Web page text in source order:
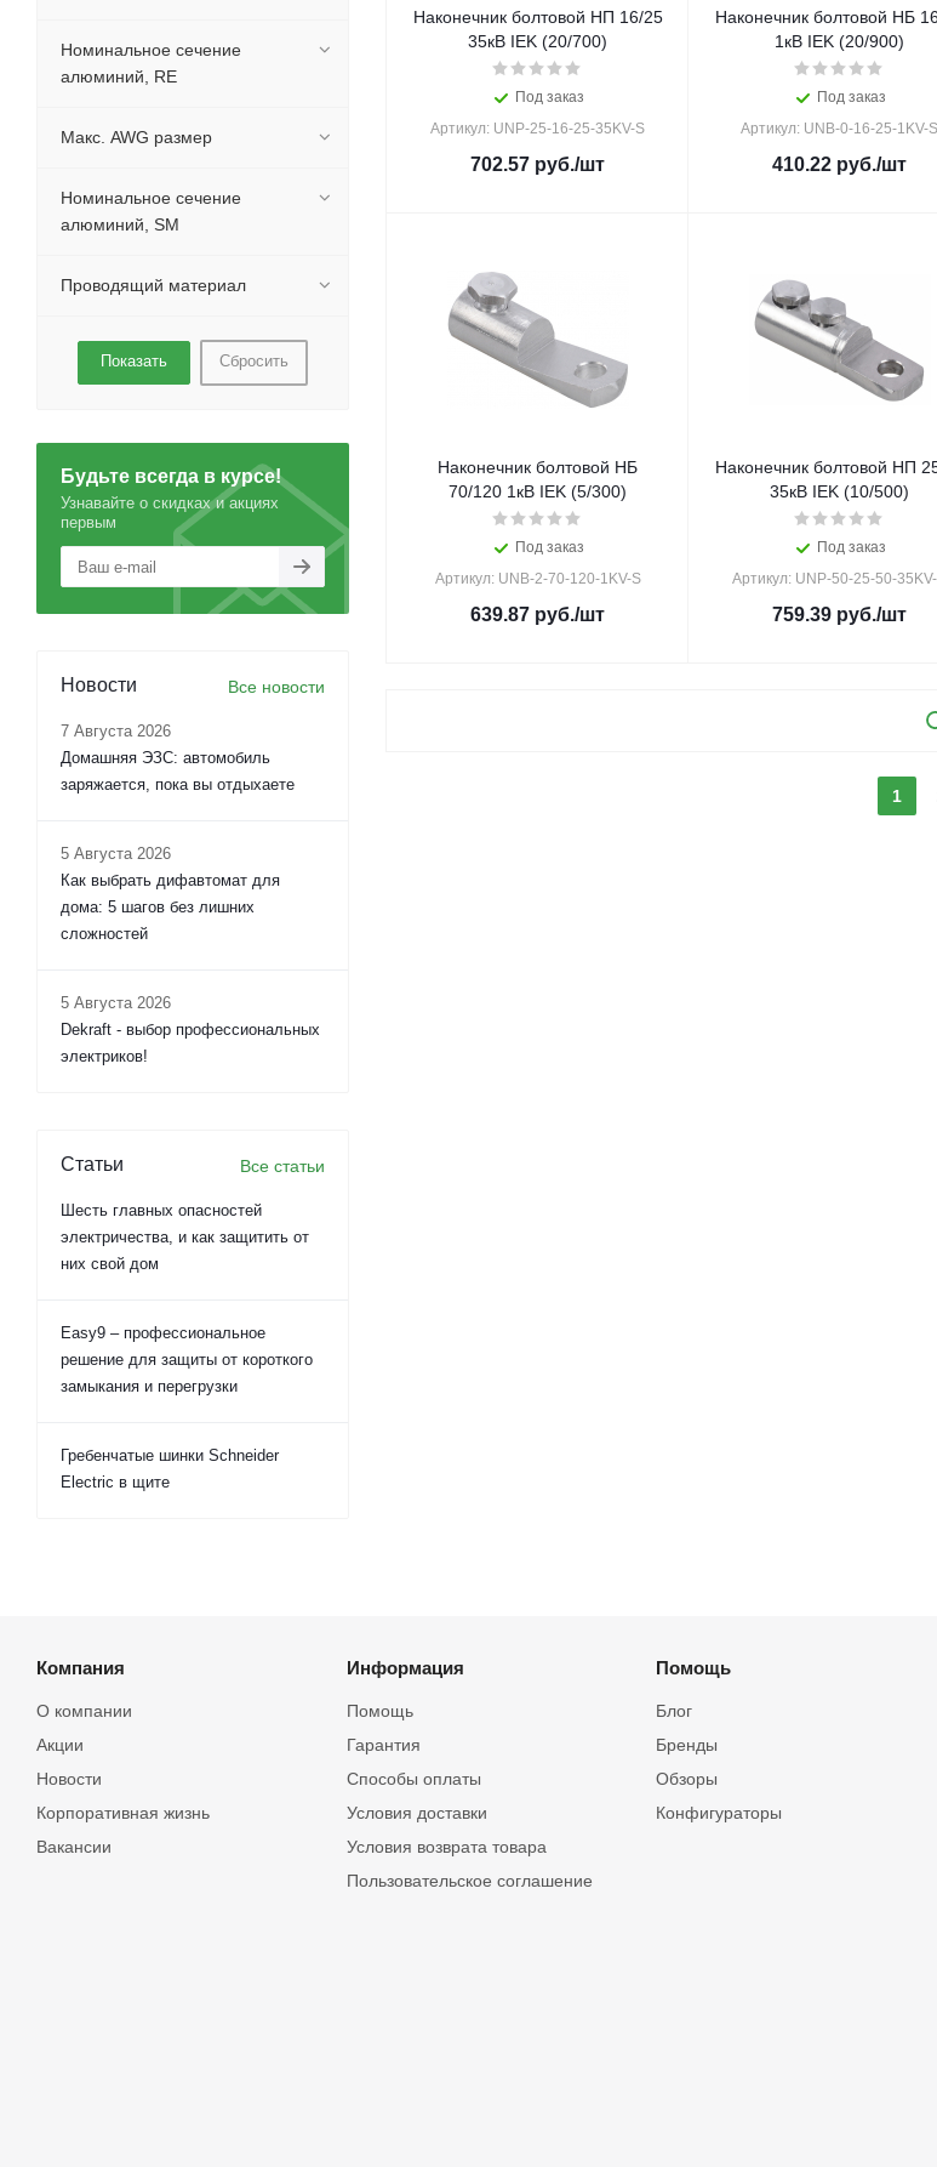
Наконечник болтовой НП 16/25
35кВ IEK (20/700)
Под заказ
Артикул: UNP-25-16-25-35KV-S
702.57 руб./шт
Наконечник болтовой НБ
1кВ IEK (20/900)
Под заказ
Артикул: UNB-0-16-25-1KV-S
410.22 руб./шт
Наконечник болтовой НБ
70/120 1кВ IEK (5/300)
Под заказ
Артикул: UNB-2-70-120-1KV-S
639.87 руб./шт
Наконечник болтовой НП
35кВ IEK (10/500)
Под заказ
Артикул: UNP-50-25-50-
759.39 руб./шт
1
Номинальное сечение
алюминий, RE
Макс. AWG размер
Номинальное сечение
алюминий, SМ
Проводящий материал
Сбросить
Будьте всегда в курсе!
Узнавайте о скидках и акциях
первым
Новости Все новости
7 Августа 2026
Домашняя ЭЗС: автомобиль
заряжается, пока вы отдыхаете
5 Августа 2026
Как выбрать дифавтомат для
дома: 5 шагов без лишних
сложностей
5 Августа 2026
Dekraft - выбор профессиональных
электриков!
Статьи Все статьи
Шесть главных опасностей
электричества, и как защитить от
них свой дом
Easy9 – профессиональное
решение для защиты от короткого
замыкания и перегрузки
Гребенчатые шинки Schneider
Electric в щите
Компания
О компании
Акции
Новости
Корпоративная жизнь
Вакансии
Информация
Помощь
Гарантия
Способы оплаты
Условия доставки
Условия возврата товара
Пользовательское соглашение
Помощь
Блог
Бренды
Обзоры
Конфигураторы